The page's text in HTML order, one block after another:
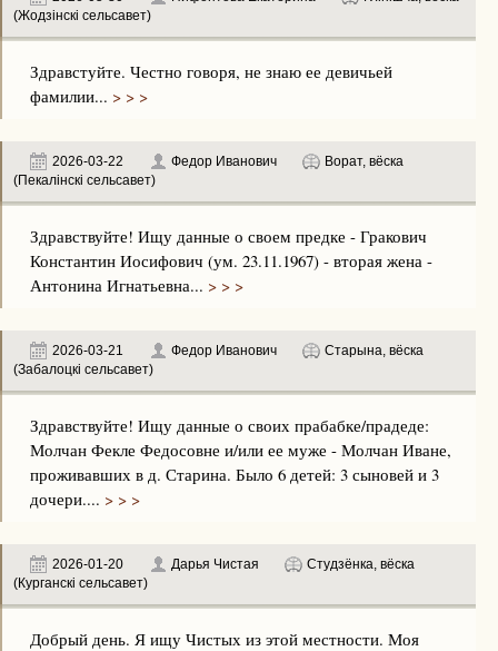
(Жодзінскі сельсавет)
Здравстуйте. Честно говоря, не знаю ее девичьей
фамилии... > > >
2026-03-22 Федор Иванович
Ворат, вёска
(Пекалінскі сельсавет)
Здравствуйте! Ищу данные о своем предке - Гракович
Константин Иосифович (ум. 23.11.1967) - вторая жена -
Антонина Игнатьевна... > > >
2026-03-21 Федор Иванович
Старына, вёска
(Забалоцкі сельсавет)
Здравствуйте! Ищу данные о своих прабабке/прадеде:
Молчан Фекле Федосовне и/или ее муже - Молчан Иване,
проживавших в д. Старина. Было 6 детей: 3 сыновей и 3
дочери.... > > >
2026-01-20 Дарья Чистая
Студзёнка, вёска
(Курганскі сельсавет)
Добрый день. Я ищу Чистых из этой местности. Моя